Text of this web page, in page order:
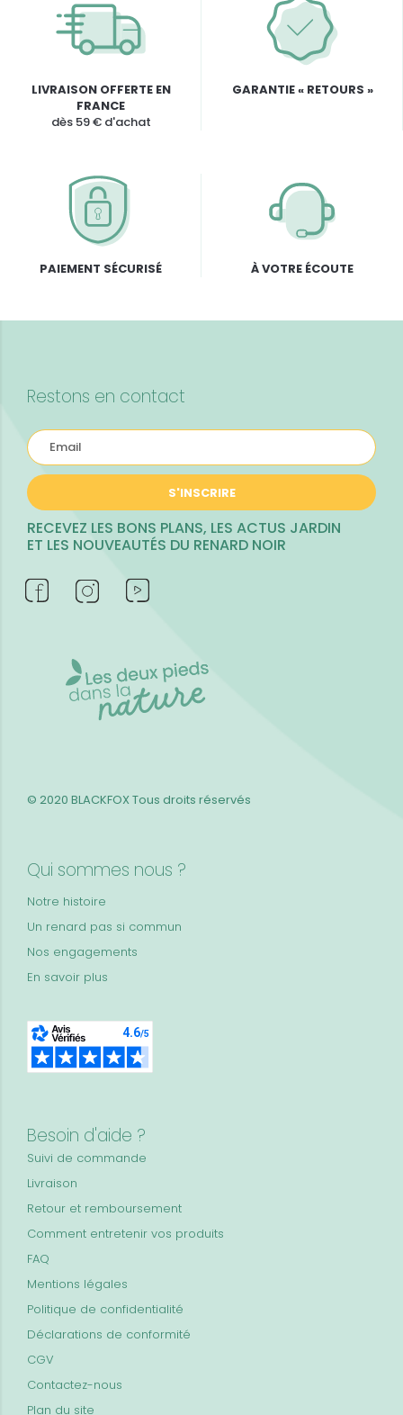
LIVRAISON OFFERTE EN
FRANCE
dès 59 € d'achat
GARANTIE « RETOURS »
PAIEMENT SÉCURISÉ À VOTRE ÉCOUTE
Restons en contact
S'INSCRIRE
RECEVEZ LES BONS PLANS, LES ACTUS JARDIN
ET LES NOUVEAUTÉS DU RENARD NOIR
Qui sommes nous ?
Notre histoire
Un renard pas si commun
Nos engagements
En savoir plus
Besoin d'aide ?
Suivi de commande
Livraison
Retour et remboursement
Comment entretenir vos produits
FAQ
Mentions légales
Politique de confidentialité
Déclarations de conformité
CGV
Contactez-nous
Plan du site
© 2020 BLACKFOXTous droits réservés